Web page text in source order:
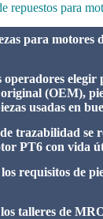
repuestos para
para motores
elegir
(OEM),
usadas en
trazabilidad se
PT6 con vida
requisitos de
talleres de